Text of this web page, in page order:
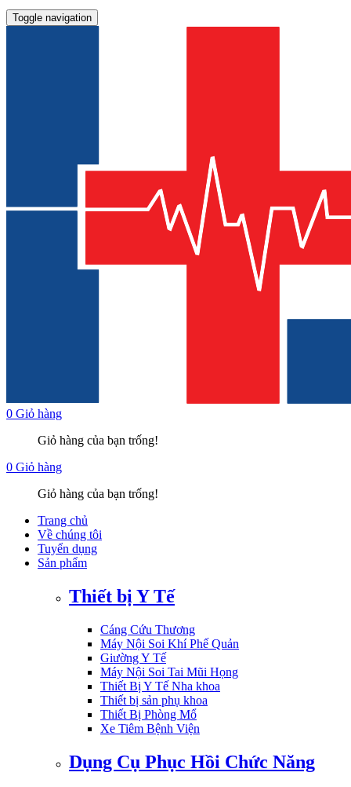
Toggle navigation
0 Giỏ hàng
Giỏ hàng của bạn trống!
0 Giỏ hàng
Giỏ hàng của bạn trống!
Trang chủ
Về chúng tôi
Tuyển dụng
Sản phẩm
Thiết bị Y Tế
Cáng Cứu Thương
Máy Nội Soi Khí Phế Quản
Giường Y Tế
Máy Nội Soi Tai Mũi Họng
Thiết Bị Y Tế Nha khoa
Thiết bị sản phụ khoa
Thiết Bị Phòng Mổ
Xe Tiêm Bệnh Viện
Dụng Cụ Phục Hồi Chức Năng